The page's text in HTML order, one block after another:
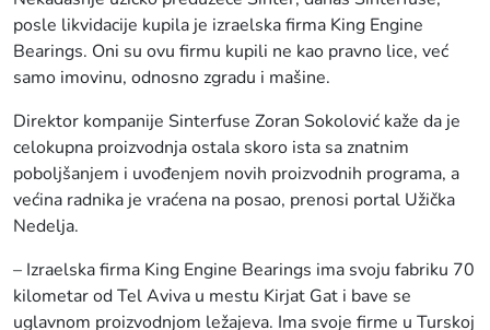
posle likvidacije kupila je izraelska firma King Engine
Bearings. Oni su ovu firmu kupili ne kao pravno lice, već
samo imovinu, odnosno zgradu i mašine.
Direktor kompanije Sinterfuse Zoran Sokolović kaže da je
celokupna proizvodnja ostala skoro ista sa znatnim
poboljšanjem i uvođenjem novih proizvodnih programa, a
većina radnika je vraćena na posao, prenosi portal Užička
Nedelja.
– Izraelska firma King Engine Bearings ima svoju fabriku 70
kilometar od Tel Aviva u mestu Kirjat Gat i bave se
uglavnom proizvodnjom ležajeva. Ima svoje firme u Turskoj